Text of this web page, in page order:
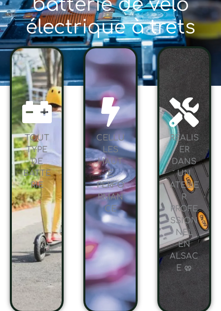
batterie de vélo
électrique à trets
TOUT
TYPE
DE
BATTE
RIE
CELLU
LES
HAUT
E
PERFO
RMAN
CE
RÉALIS
ER
DANS
UN
ATELIE
R
PROFE
SSION
NEL
EN
ALSAC
E 🥨